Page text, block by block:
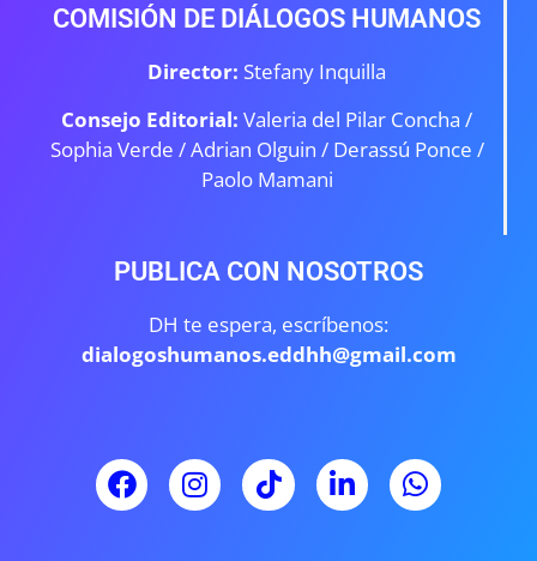
COMISIÓN DE DIÁLOGOS HUMANOS
Director: Stefany Inquilla
Consejo Editorial: Valeria del Pilar Concha /
Sophia Verde /Adrian Olguin / Derassú Ponce /
Paolo Mamani
PUBLICA CON NOSOTROS
DH te espera, escríbenos:
dialogoshumanos.eddhh@gmail.com